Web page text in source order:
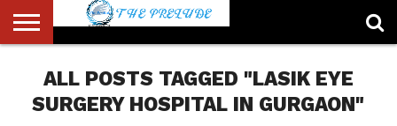
US
ACCOUNT
AUTHORS
LIST
FULL-
WIDTH
PAGE
HOME
LATEST
NEWS
LOGIN
LOGOUT
MEMBERS
PASSWORD
RESET
REGISTER
SAMPLE
PAGE
TYPOGRAPHY
USER
ALL POSTS TAGGED "LASIK EYE
SURGERY HOSPITAL IN GURGAON"